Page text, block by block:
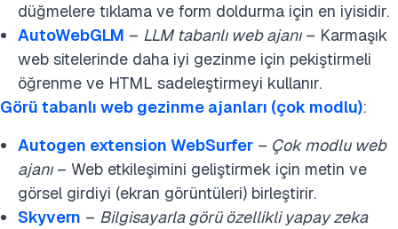
düğmelere tıklama ve form doldurma için en iyisidir.
AutoWebGLM – LLM tabanlı web ajanı– Karmaşık
web sitelerinde daha iyi gezinme için pekiştirmeli
öğrenme ve HTML sadeleştirmeyi kullanır.
Görü tabanlı web gezinme ajanları (çok modlu):
Autogen extension WebSurfer – Çok modlu web
ajanı– Web etkileşimini geliştirmek için metin ve
görsel girdiyi (ekran görüntüleri) birleştirir.
Skyvern – Bilgisayarla görü özellikli yapay zeka